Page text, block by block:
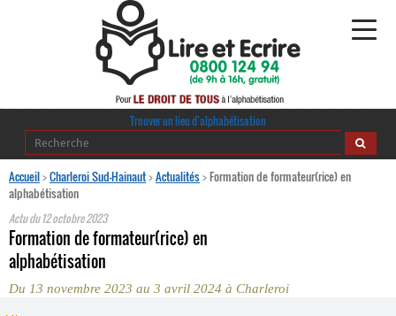
Alphabétisation
Trouver un lieu d’alphabétisation
Accueil>Charleroi Sud-Hainaut>Actualités>Formation de formateur(rice) en
alphabétisation
Actu du12 octobre 2023
Formation de formateur(rice) en
alphabétisation
Du 13 novembre 2023 au 3 avril 2024 à Charleroi